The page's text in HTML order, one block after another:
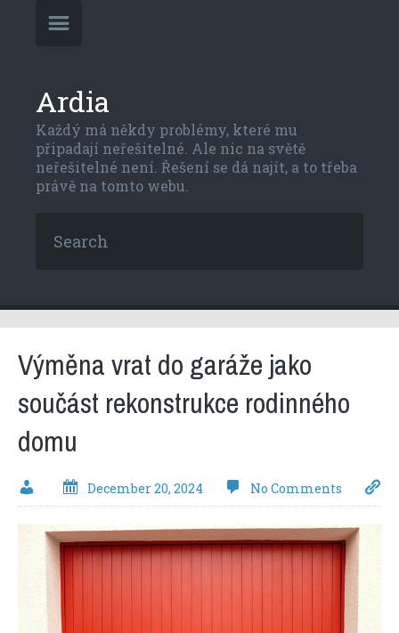
Ardia
Každý má někdy problémy, které mu
připadají neřešitelné. Ale nic na světě
neřešitelné není. Řešení se dá najít, a to třeba
právě na tomto webu.
Výměna vrat do garáže jako
součást rekonstrukce rodinného
domu
December 20, 2024 No Comments